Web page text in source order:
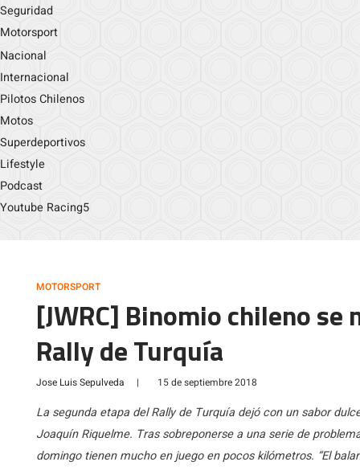
Seguridad
Motorsport
Nacional
Internacional
Pilotos Chilenos
Motos
Superdeportivos
Lifestyle
Podcast
Youtube Racing5
MOTORSPORT
[JWRC] Binomio chileno
Rally de Turquía
Jose Luis Sepulveda | 15 de septiembre 2018
La segunda etapa del Rally de Turquía dejó con un sabor
Joaquín Riquelme. Tras sobreponerse a una serie de
domingo tienen mucho en juego en pocos kilómetros. “El